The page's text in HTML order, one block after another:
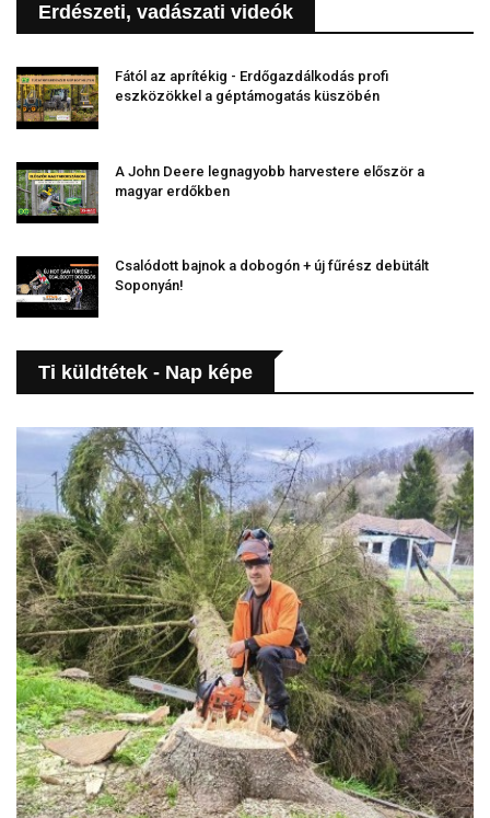
Erdészeti, vadászati videók
Fától az aprítékig - Erdőgazdálkodás profi
eszközökkel a géptámogatás küszöbén
A John Deere legnagyobb harvestere először a
magyar erdőkben
Csalódott bajnok a dobogón + új fűrész debütált
Soponyán!
Ti küldtétek - Nap képe